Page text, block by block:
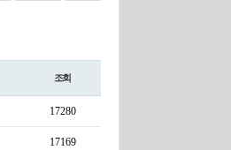
조회
17280
17169